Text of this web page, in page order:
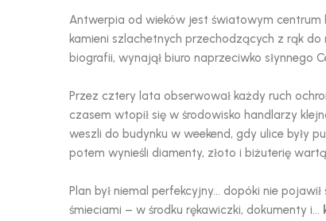
Antwerpia od wieków jest światowym centrum
kamieni szlachetnych przechodzących z rąk
biografii, wynajął biuro naprzeciwko słynnego
Przez cztery lata obserwował każdy ruch
czasem wtopił się w środowisko handlarzy
weszli do budynku w weekend, gdy ulice były
potem wynieśli diamenty, złoto i biżuterię wartą
Plan był niemal perfekcyjny… dopóki nie
śmieciami – w środku rękawiczki, dokumenty i…